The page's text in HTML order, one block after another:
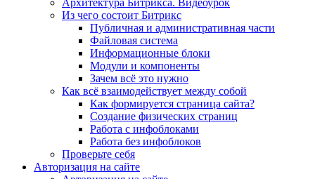
Архитектура Битрикса. Видеоурок
Из чего состоит Битрикс
Публичная и административная части
Файловая система
Информационные блоки
Модули и компоненты
Зачем всё это нужно
Как всё взаимодействует между собой
Как формируется страница сайта?
Создание физических страниц
Работа с инфоблоками
Работа без инфоблоков
Проверьте себя
Авторизация на сайте